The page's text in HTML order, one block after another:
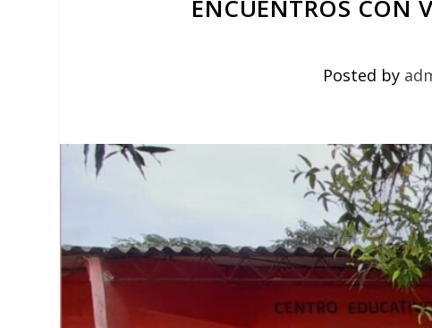
ENCUENTROS CON
Posted by